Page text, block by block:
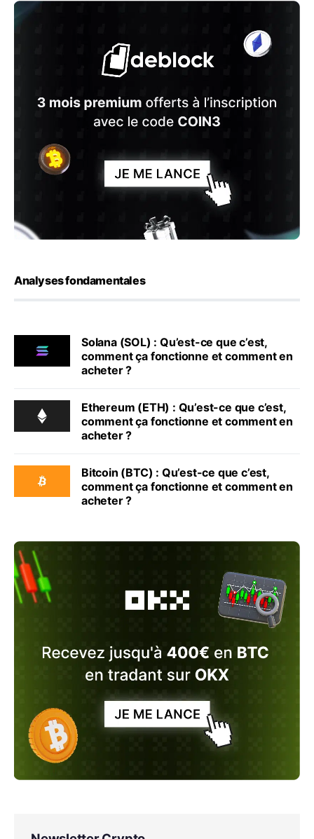
Analyses fondamentales
Solana (SOL) : Qu’est-ce que c’est,
comment ça fonctionne et comment en
acheter ?
Ethereum (ETH) : Qu’est-ce que c’est,
comment ça fonctionne et comment en
acheter ?
Bitcoin (BTC) : Qu’est-ce que c’est,
comment ça fonctionne et comment en
acheter ?